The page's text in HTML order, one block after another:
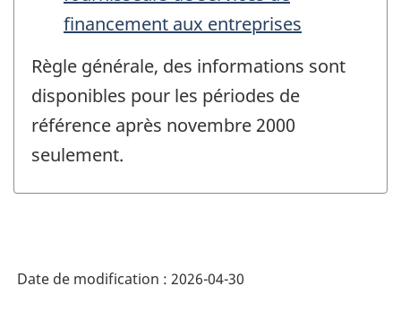
financement aux entreprises
Règle générale, des informations sont
disponibles pour les périodes de
référence après novembre 2000
seulement.
Date de modification : 2026-04-30